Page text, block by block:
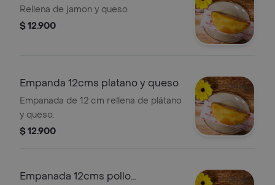
Rellena de jamon y queso
$ 12.900
Empanda 12cms platano y queso
Empanada de 12 cm rellena de plátano
y queso.
$ 12.900
Empanada 12cms pollo